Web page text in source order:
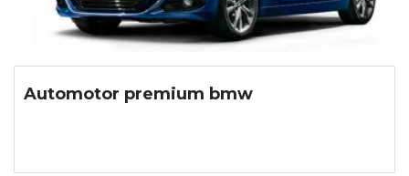
Automotor premium bmw